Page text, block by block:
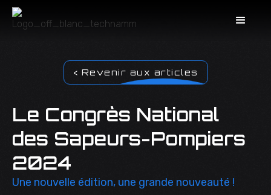
< Revenir aux articles
Le Congrès National
des Sapeurs-Pompiers
2024
Une nouvelle édition, une grande nouveauté !